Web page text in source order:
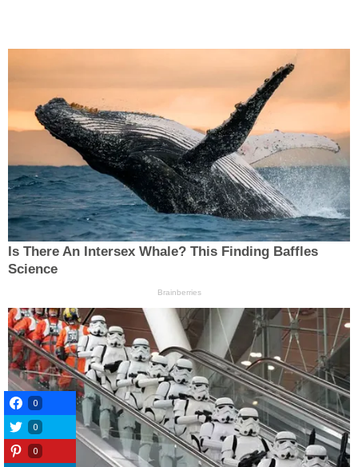
0
0
0